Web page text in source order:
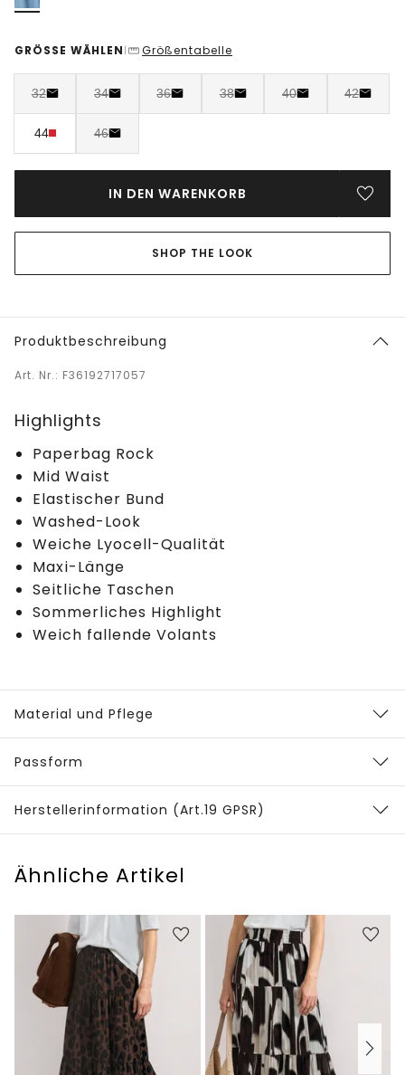
GRÖSSE WÄHLEN | Größentabelle
32 34 36 38 40 42
44 46
IN DEN WARENKORB
SHOP THE LOOK
Produktbeschreibung
Art. Nr.: F36192717057
Highlights
Paperbag Rock
Mid Waist
Elastischer Bund
Washed-Look
Weiche Lyocell-Qualität
Maxi-Länge
Seitliche Taschen
Sommerliches Highlight
Weich fallende Volants
Material und Pflege
Passform
Herstellerinformation (Art.19 GPSR)
Ähnliche Artikel